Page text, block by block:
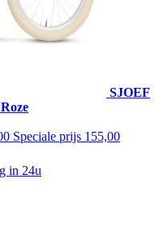
SJOEF
Speciale prijs 155,00
in 24u